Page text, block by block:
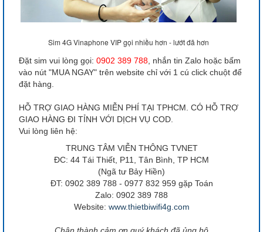
Sim 4G Vinaphone VIP gọi nhiều hơn - lướt đã hơn
Đặt sim vui lòng gọi: 0902 389 788 , nhắn tin Zalo hoặc bấm
vào nút "MUA NGAY" trên website chỉ với 1 cú click chuột để
đặt hàng.
HỖ TRỢ GIAO HÀNG MIỄN PHÍ TẠI TPHCM. CÓ HỖ TRỢ
GIAO HÀNG ĐI TỈNH VỚI DỊCH VỤ COD.
Vui lòng liên hệ:
TRUNG TÂM VIỄN THÔNG TVNET
ĐC: 44 Tái Thiết, P11, Tân Bình, TP HCM
(Ngã tư Bảy Hiền)
ĐT: 0902 389 788 - 0977 832 959 gặp Toán
Zalo: 0902 389 788
Website: www.thietbiwifi4g.com